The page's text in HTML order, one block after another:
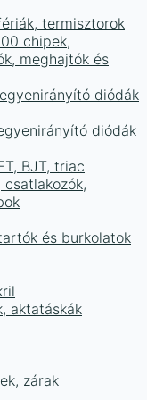
termisztorok
chipek,
meghajtók és
diódák
diódák
BJT, triac
és burkolatok
aktatáskák
zárak